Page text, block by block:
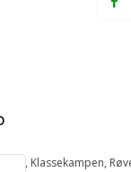
Klassekampen,